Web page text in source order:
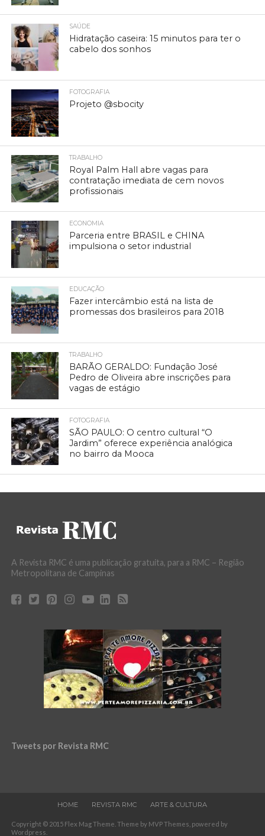
SAÚDE
Hidratação caseira: 15 minutos para ter o
cabelo dos sonhos
FOTOGRAFIA
Projeto @sbocity
TRABALHO
Royal Palm Hall abre vagas para
contratação imediata de cem novos
profissionais
ECONOMIA
Parceria entre BRASIL e CHINA
impulsiona o setor industrial
EDUCAÇÃO
Fazer intercâmbio está na lista de
promessas dos brasileiros para 2018
TRABALHO
BARÃO GERALDO: Fundação José
Pedro de Oliveira abre inscrições para
vagas de estágio
FOTOGRAFIA
SÃO PAULO: O centro cultural “O
Jardim” oferece experiência analógica
no bairro da Mooca
A Revista RMC é uma publicação gratuita, para a RMC – Região
Metropolitana de Campinas
Tweets por Revista RMC
HOME REVISTA RMC ARTE & CULTURA
Copyright © 2015 Flex Mag Theme. Theme by MVP Themes, powered by
Wordpress.